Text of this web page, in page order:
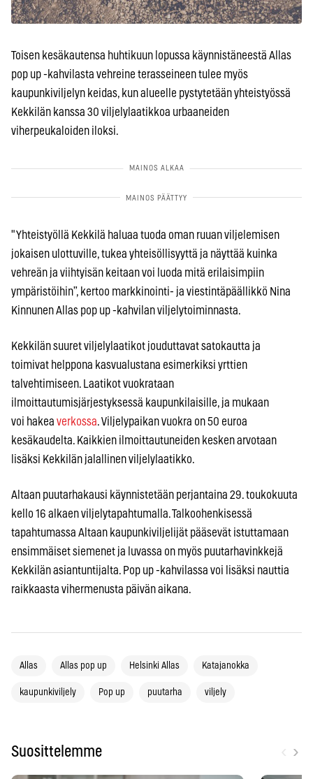
Toisen kesäkautensa huhtikuun lopussa käynnistäneestä Allas
pop up-kahvilasta vehreine terasseineen tulee myös
kaupunkiviljelyn keidas, kun alueelle pystytetään yhteistyössä
Kekkilän kanssa 30 viljelylaatikkoa urbaaneiden
viherpeukaloiden iloksi.
"Yhteistyöllä Kekkilä haluaa tuoda oman ruuan viljelemisen
jokaisen ulottuville, tukea yhteisöllisyyttä ja näyttää kuinka
vehreän ja viihtyisän keitaan voi luoda mitä erilaisimpiin
ympäristöihin”, kertoo markkinointi- ja viestintäpäällikkö Nina
Kinnunen Allas pop up -kahvilan viljelytoiminnasta.
Kekkilän suuret viljelylaatikot jouduttavat satokautta ja
toimivat helppona kasvualustana esimerkiksi yrttien
talvehtimiseen. Laatikot vuokrataan
ilmoittautumisjärjestyksessä kaupunkilaisille, ja mukaan
voi hakea verkossa. Viljelypaikan vuokra on 50 euroa
kesäkaudelta. Kaikkien ilmoittautuneiden kesken arvotaan
lisäksi Kekkilän jalallinen viljelylaatikko.
Altaan puutarhakausi käynnistetään perjantaina 29. toukokuuta
kello 16 alkaen viljelytapahtumalla. Talkoohenkisessä
tapahtumassa Altaan kaupunkiviljelijät pääsevät istuttamaan
ensimmäiset siemenet ja luvassa on myös puutarhavinkkejä
Kekkilän asiantuntijalta. Pop up -kahvilassa voi lisäksi nauttia
raikkaasta vihermenusta päivän aikana.
Allas Allas pop up Helsinki Allas Katajanokka
kaupunkiviljely Pop up puutarha viljely
Suosittelemme ›